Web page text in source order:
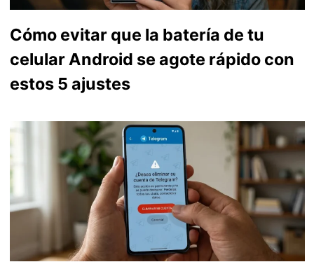
Cómo evitar que la batería de tu
celular Android se agote rápido con
estos 5 ajustes